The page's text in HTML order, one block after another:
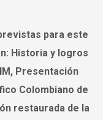
para este
Historia y logros
Presentación
Colombiano de
restaurada de la